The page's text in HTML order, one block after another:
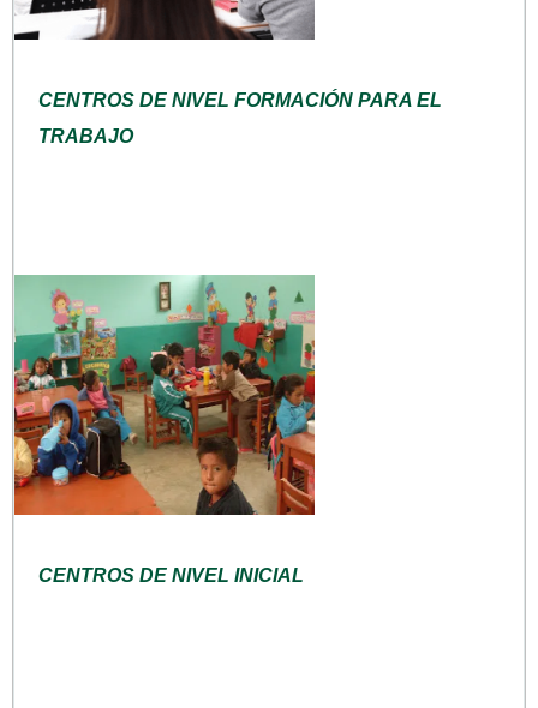
CENTROS DE NIVEL FORMACIÓN PARA EL
TRABAJO
CENTROS DE NIVEL INICIAL